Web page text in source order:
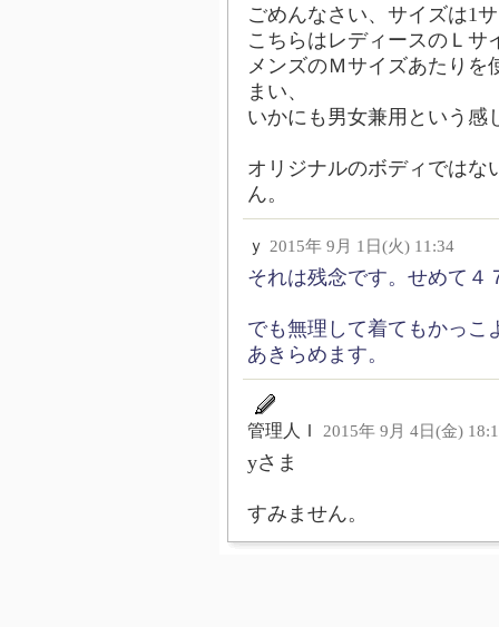
ごめんなさい、サイズは1
こちらはレディースのＬサ
メンズのＭサイズあたり
まい、
いかにも男女兼用という感
オリジナルのボディではな
ん。
ｙ 2015年 9月 1日(火) 11:34
それは残念です。せめて４
でも無理して着てもかっこ
あきらめます。
管理人Ｉ 2015年 9月 4日(金)
yさま
すみません。